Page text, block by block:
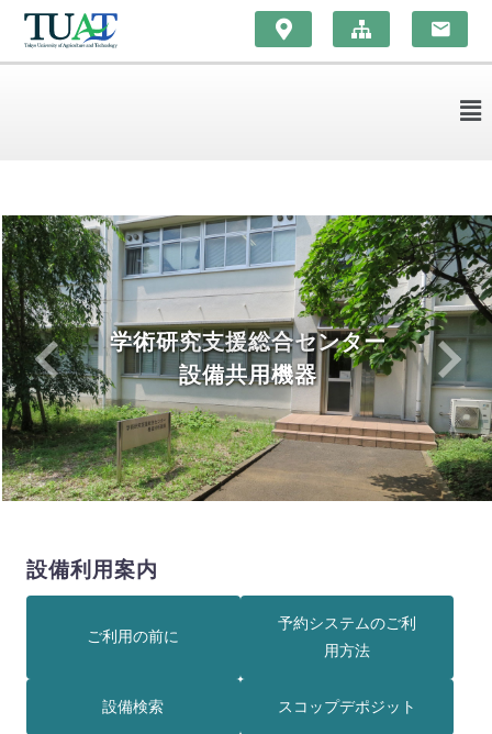
学術研究支援総合センター
設備共用機器
設備利用案内
ご利用の前に
予約システムのご利
用方法
設備検索 スコップデポジット